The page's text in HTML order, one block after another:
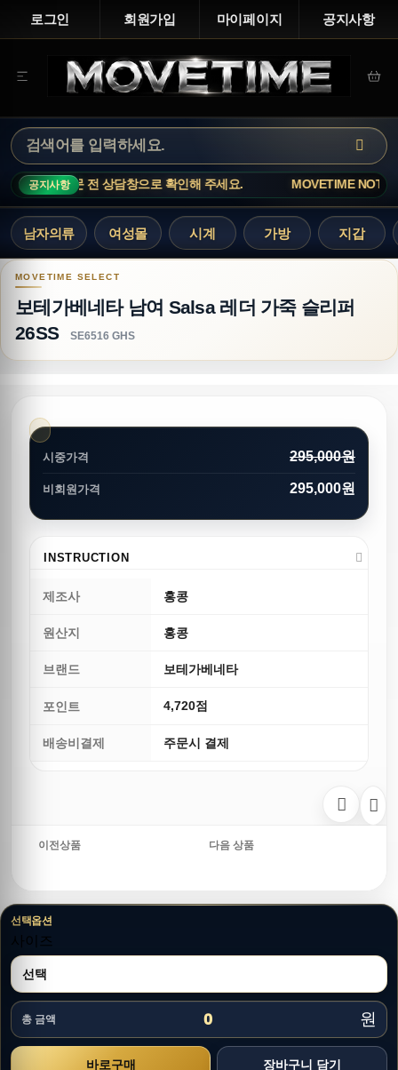
로그인 회원가입 마이페이지 공지사항
공지사항
담창으로 확인해 주세요. MOVETIME NOTICE · 인기 상품은
남자의류 여성몰 시계 가방 지갑
보테가베네타 남여 Salsa 레더 가죽 슬리퍼 26SS
보테가베네타 남여 Salsa 레더 가죽 슬리퍼
26SS
SE6516 GHS
시중가격 295,000원
비회원가격 295,000원
INSTRUCTION
제조사 홍콩
원산지 홍콩
브랜드 보테가베네타
포인트 4,720점
배송비결제 주문시 결제
이전상품 다음 상품
선택옵션
사이즈
총 금액 0 원